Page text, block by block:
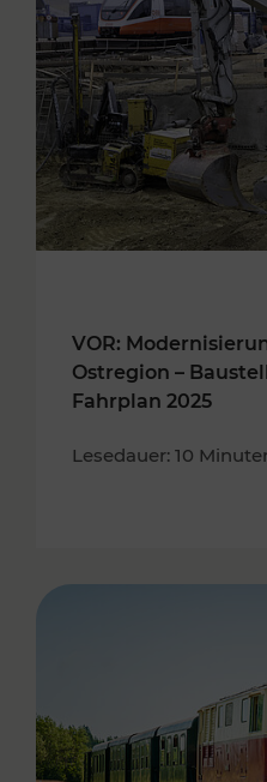
VOR:
Ostregion –
Fahrplan 2025
Lesedauer: 10